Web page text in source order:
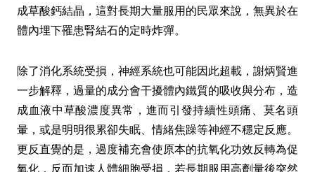
成草酸鈣結晶，這對長期大量服用的民眾來說，無異於在
體內埋下罹患腎結石的定時炸彈。
除了消化系統受損，神經系統也可能因此超載，謝炳賢進
一步解釋，過量的成分會干擾體內鐵質的吸收與分布，造
成血液中草酸濃度異常，進而引發持續性頭痛、莫名頭
暈，或是明明很累卻失眠、情緒焦躁等神經不穩定反應。
更反直覺的是，過度補充會使原本的抗氧化功效反轉為促
氧化，反而加速人體細胞受損，若長期服用高劑量後突然